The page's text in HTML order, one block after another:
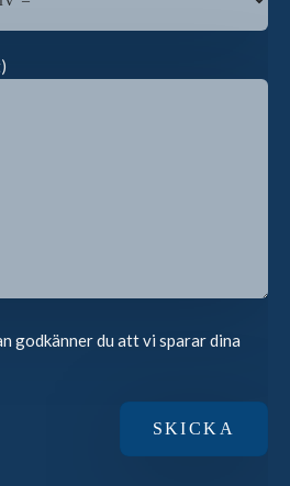
godkänner du att vi sparar dina